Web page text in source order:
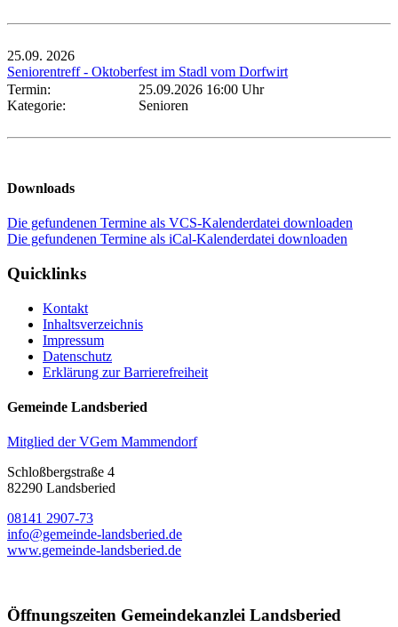
25.09. 2026
Seniorentreff - Oktoberfest im Stadl vom Dorfwirt
Termin:
25.09.2026 16:00 Uhr
Kategorie:
Senioren
Downloads
Die gefundenen Termine als VCS-Kalenderdatei downloaden
Die gefundenen Termine als iCal-Kalenderdatei downloaden
Quicklinks
Kontakt
Inhaltsverzeichnis
Impressum
Datenschutz
Erklärung zur Barrierefreiheit
Gemeinde Landsberied
Mitglied der VGem Mammendorf
Schloßbergstraße 4
82290 Landsberied
08141 2907-73
info@gemeinde-landsberied.de
www.gemeinde-landsberied.de
Öffnungszeiten Gemeindekanzlei Landsberied